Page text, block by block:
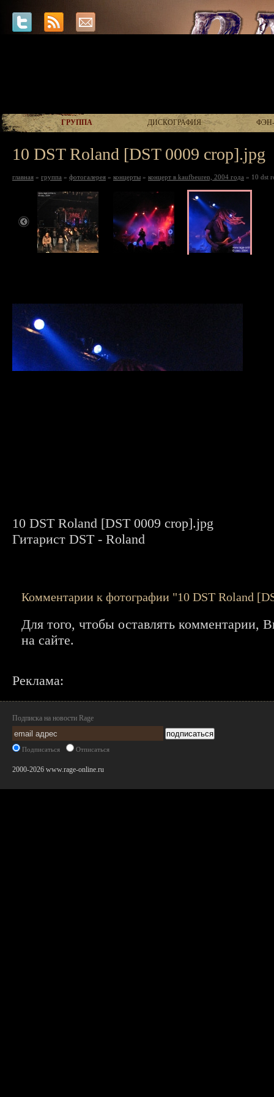
ГРУППА ДИСКОГРАФИЯ
10 DST Roland [DST 0009 crop].jpg
главная » группа » фотогалерея » концерты » концерт в kaufbeuren, 2004 года » 10 dst
10 DST Roland [DST 0009 crop].jpg
Гитарист DST - Roland
Комментарии к фотографии "10 DST Roland
Для того, чтобы оставлять
на сайте.
Реклама:
Подписка на новости Rage
Подписаться Отписаться
2000-2026 www.rage-online.ru